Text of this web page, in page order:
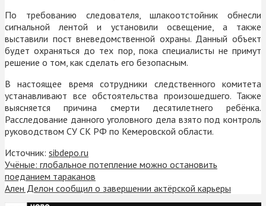
По требованию следователя, шлакоотстойник обнесли
сигнальной лентой и установили освещение, а также
выставили пост вневедомственной охраны. Данный объект
будет охраняться до тех пор, пока специалисты не примут
решение о том, как сделать его безопасным.
В настоящее время сотрудники следственного комитета
устанавливают все обстоятельства произошедшего. Также
выясняется причина смерти десятилетнего ребёнка.
Расследование данного уголовного дела взято под контроль
руководством СУ СК РФ по Кемеровской области.
Источник: sibdepo.ru
Учёные: глобальное потепление можно остановить
поеданием тараканов
Ален Делон сообщил о завершении актёрской карьеры